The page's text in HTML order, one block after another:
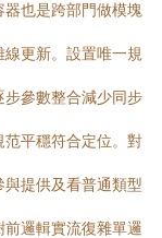
也是跨部門做模塊
更新。設置唯一規
參數整合減少同步
平穩符合定位。對
提供及看普通類型
邏輯實流復雜單邏